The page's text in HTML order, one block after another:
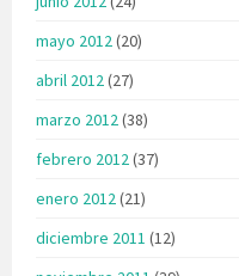
mayo 2012(20)
abril 2012(27)
marzo 2012(38)
febrero 2012(37)
enero 2012(21)
diciembre 2011 (12)